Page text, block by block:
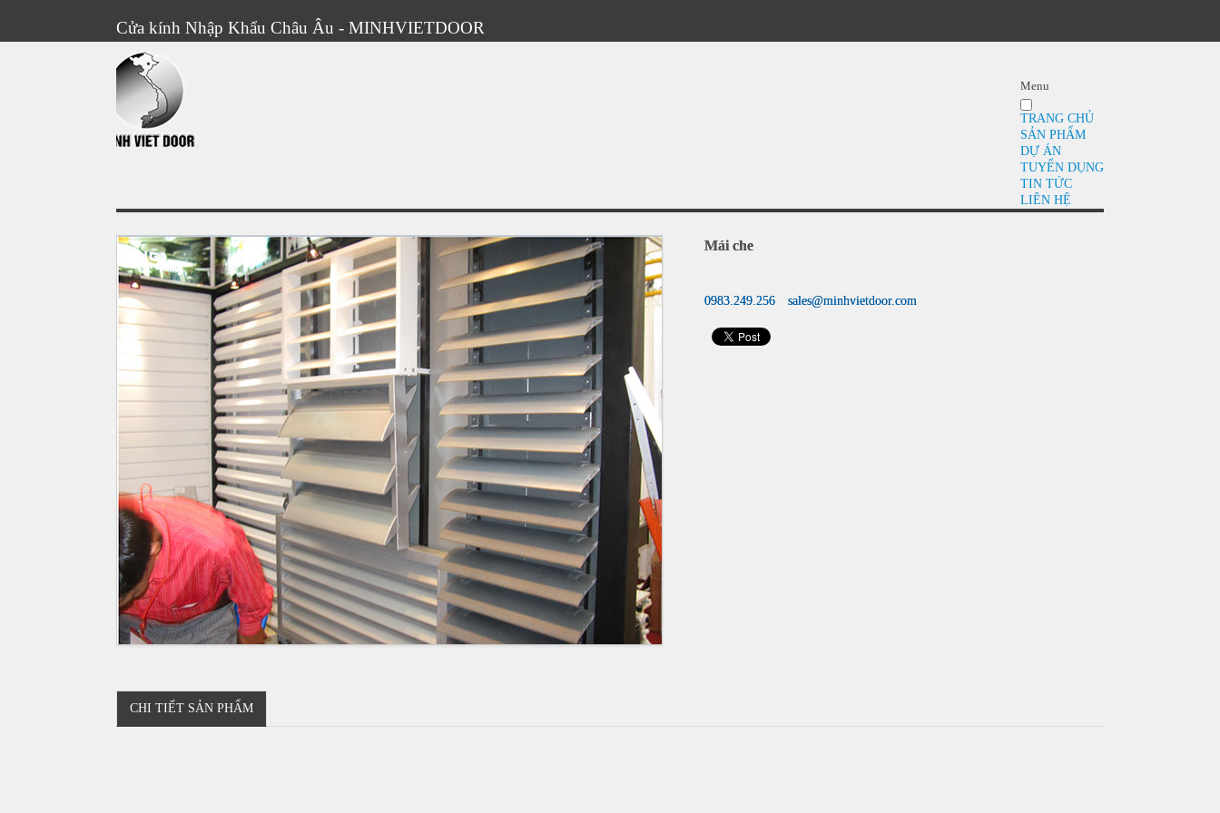
Cửa kính Nhập Khẩu Châu Âu - MINHVIETDOOR
Menu
TRANG CHỦ
SẢN PHẨM
DỰ ÁN
TUYỂN DỤNG
TIN TỨC
LIÊN HỆ
Mái che
0983.249.256 sales@minhvietdoor.com
CHI TIẾT SẢN PHẨM